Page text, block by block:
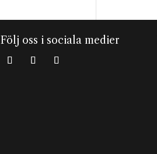
Följ oss i sociala medier